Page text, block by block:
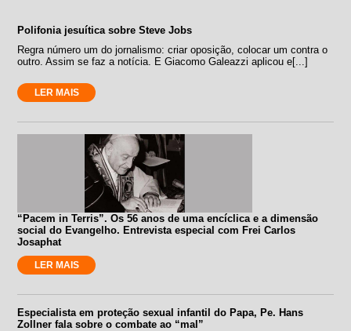
Polifonia jesuítica sobre Steve Jobs
Regra número um do jornalismo: criar oposição, colocar um contra o
outro. Assim se faz a notícia. E Giacomo Galeazzi aplicou e[...]
LER MAIS
“Pacem in Terris”. Os 56 anos de uma encíclica e a dimensão
social do Evangelho. Entrevista especial com Frei Carlos
Josaphat
LER MAIS
Especialista em proteção sexual infantil do Papa, Pe. Hans
Zollner fala sobre o combate ao “mal”